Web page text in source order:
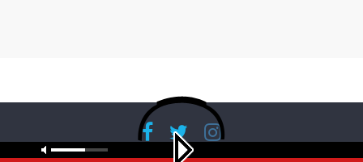
Copyright © 2026RadioBanglaNet. All rights reserved.